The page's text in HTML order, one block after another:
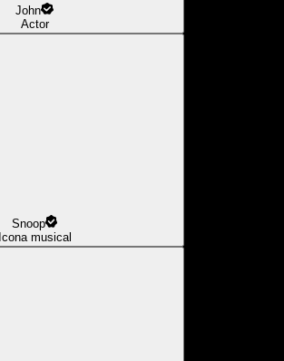
John
Actor
Snoop
Icona musical